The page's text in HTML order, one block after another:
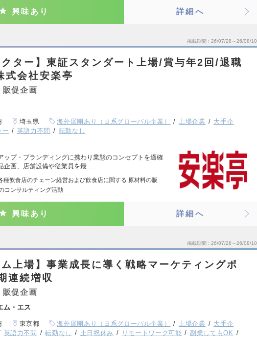
興味あり 詳細へ
掲載期間 26/07/28～26/08/10
クター】東証スタンダート上場/賞与年2回/退職
式会社安楽亭
販促企画
埼玉県 海外展開あり（日系グローバル企業） 上場企業
大手企
ー 英語力不問 転勤なし
ップ・ブランディングに携わり業態のコンセプトを適確
企画、店舗設備や従業員を最…
種飲食店のチェーン経営および飲食店に関する 原材料の販
コンサルティング活動
興味あり 詳細へ
掲載期間 26/07/28～26/08/10
ム上場】事業成長に導く戦略マーケティングポ
連続増収
販促企画
ム・エス
東京都 海外展開あり（日系グローバル企業） 上場企業
大手企
英語力不問 転勤なし 土日祝休み リモートワーク可能
副業してもOK